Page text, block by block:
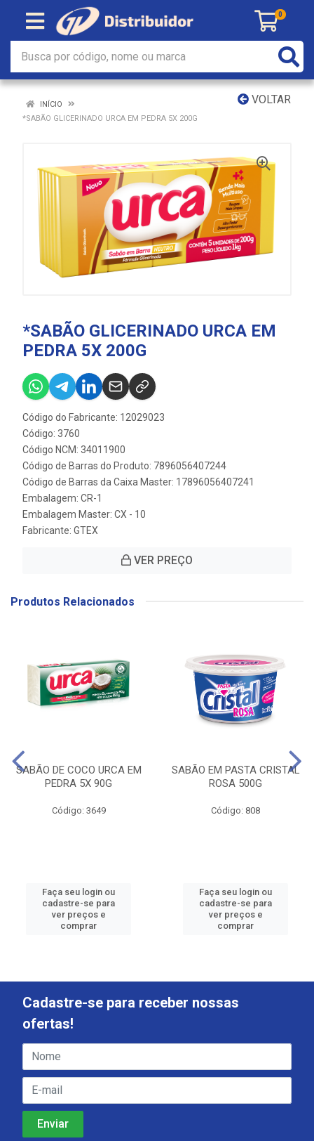
0
VOLTAR
INÍCIO
*SABÃO GLICERINADO URCA EM PEDRA 5X 200G
*SABÃO GLICERINADO URCA EM
PEDRA 5X 200G
Código do Fabricante: 12029023
Código: 3760
Código NCM: 34011900
Código de Barras do Produto: 7896056407244
Código de Barras da Caixa Master: 17896056407241
Embalagem: CR-1
Embalagem Master: CX - 10
Fabricante: GTEX
VER PREÇO
Produtos Relacionados
SABÃO DE COCO URCA EM
PEDRA 5X 90G
Código: 3649
Faça seu login ou
cadastre-se para
ver preços e
comprar
SABÃO EM PASTA CRISTAL
ROSA 500G
Código: 808
Faça seu login ou
cadastre-se para
ver preços e
comprar
Cadastre-se para receber nossas
ofertas!